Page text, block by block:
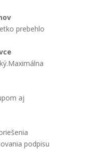
prebehlo
aj
podpisu